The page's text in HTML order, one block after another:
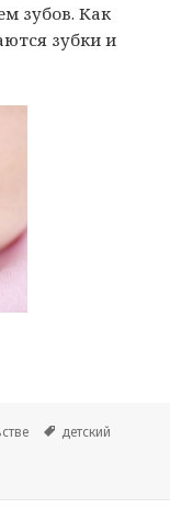
зубов. Как
зубки и
зубов — как
Tags
детский
— как быть?